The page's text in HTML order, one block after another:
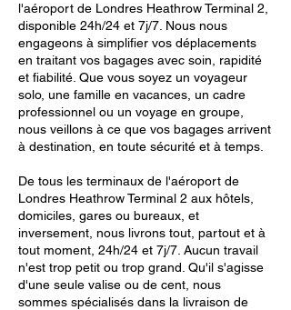
l'aéroport de Londres Heathrow Terminal 2,
disponible 24h/24 et 7j/7. Nous nous
engageons à simplifier vos déplacements
en traitant vos bagages avec soin, rapidité
et fiabilité. Que vous soyez un voyageur
solo, une famille en vacances, un cadre
professionnel ou un voyage en groupe,
nous veillons à ce que vos bagages arrivent
à destination, en toute sécurité et à temps.
De tous les terminaux de l'aéroport de
Londres Heathrow Terminal 2 aux hôtels,
domiciles, gares ou bureaux, et
inversement, nous livrons tout, partout et à
tout moment, 24h/24 et 7j/7. Aucun travail
n'est trop petit ou trop grand. Qu'il s'agisse
d'une seule valise ou de cent, nous
sommes spécialisés dans la livraison de